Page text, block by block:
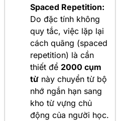
Spaced Repetition:
Do đặc tính không
quy tắc, việc lặp lại
cách quãng (spaced
repetition) là cần
thiết để 2000 cụm
từ này chuyển từ bộ
nhớ ngắn hạn sang
kho từ vựng chủ
động của người học.